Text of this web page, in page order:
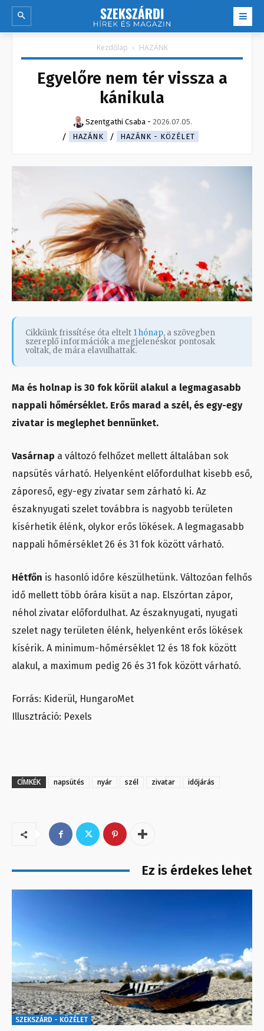
Kezdőlap HAZÁNK
Egyelőre nem tér vissza a
kánikula
Szentgathi Csaba - 2026.07.05.
HAZÁNK
HAZÁNK - KÖZÉLET
Cikkünk frissítése óta eltelt 1 hónap, a szövegben
szereplő információk a megjelenéskor pontosak
voltak, de mára elavulhattak.
Ma és holnap is 30 fok körül alakul a legmagasabb
nappali hőmérséklet. Erős marad a szél, és egy-egy
zivatar is meglephet bennünket.
Vasárnap a változó felhőzet mellett általában sok
napsütés várható. Helyenként előfordulhat kisebb eső,
záporeső, egy-egy zivatar sem zárható ki. Az
északnyugati szelet továbbra is nagyobb területen
kísérhetik élénk, olykor erős lökések. A legmagasabb
nappali hőmérséklet 26 és 31 fok között várható.
Hétfőn is hasonló időre készülhetünk. Változóan felhős
idő mellett több órára kisüt a nap. Elszórtan zápor,
néhol zivatar előfordulhat. Az északnyugati, nyugati
szelet nagy területen élénk, helyenként erős lökések
kísérik. A minimum-hőmérséklet 12 és 18 fok között
alakul, a maximum pedig 26 és 31 fok között várható.
Forrás: Kiderül, HungaroMet
Illusztráció: Pexels
CÍMKÉK napsütés nyár szél zivatar időjárás
Ez is érdekes lehet
SZEKSZÁRD - KÖZÉLET